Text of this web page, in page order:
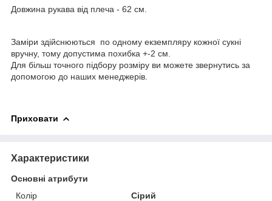
Довжина рукава від плеча - 62 см.
Заміри здійснюються по одному екземпляру кожної сукні
вручну, тому допустима похибка +-2 см.
Для більш точного підбору розміру ви можете звернутись за
допомогою до наших менеджерів.
Приховати
Характеристики
Основні атрибути
Колір
Сірий